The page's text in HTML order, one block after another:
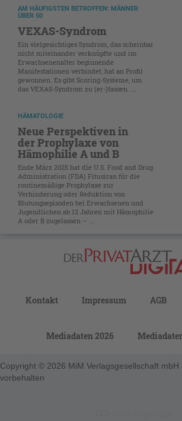
AM HÄUFIGSTEN BETROFFEN: MÄNNER
ÜBER 50
VEXAS-Syndrom
Ein vielgesichtiges Syndrom, das scheinbar
nicht miteinander verknüpfte und im
Erwachsenenalter beginnende
Manifestationen verbindet, hat an Profil
gewonnen. Es gibt Scoring-Systeme, um
das VEXAS-Syndrom zu (er-)fassen. ...
HÄMATOLOGIE
Neue Perspektiven in
der Prophylaxe von
Hämophilie A und B
Ende März 2025 hat die U.S. Food and Drug
Administration (FDA) Fitusiran für die
routinemäßige Prophylaxe zur
Verhinderung oder Reduktion von
Blutungsepisoden bei Erwachsenen und
Jugendlichen ab 12 Jahren mit Hämophilie
A oder B zugelassen – ...
Kontakt Impressum AGB
Mediadaten 2026
Copyright © 2026 MiM Verlagsgesellschaft mbH
vorbehalten